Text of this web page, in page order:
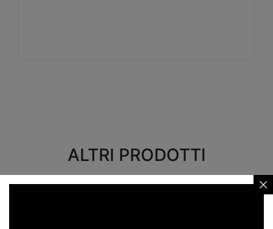
ALTRI PRODOTTI